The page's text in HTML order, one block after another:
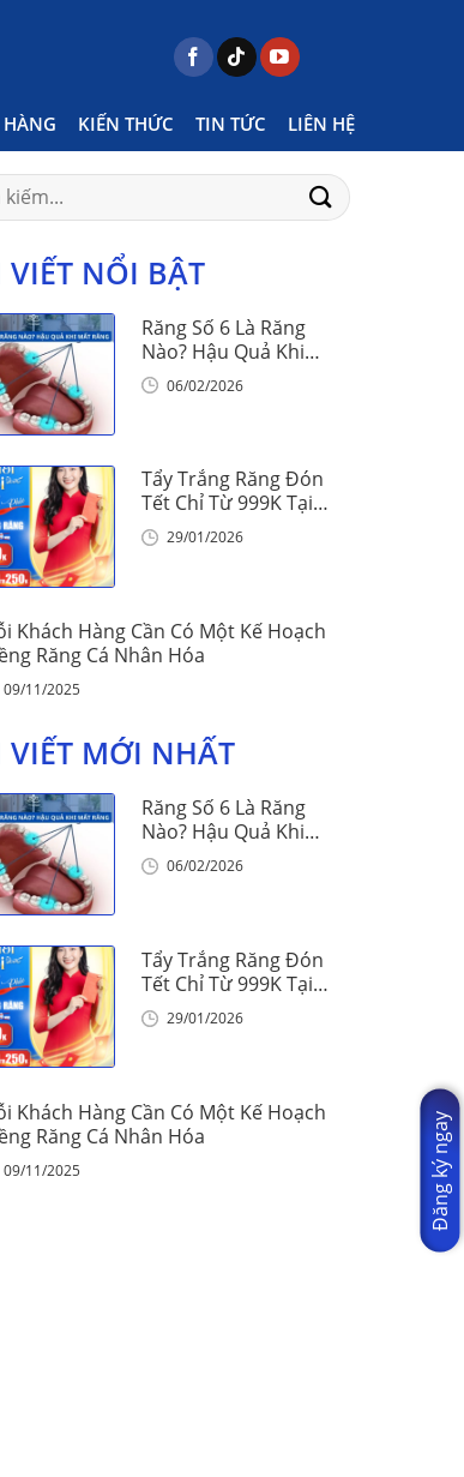
KIẾN THỨC TIN TỨC LIÊN HỆ
tagged "nha khoa vinalign" Page 22
VIẾT NỔI BẬT
Răng Số 6 Là Răng
Nào? Hậu Quả Khi
Mất Răng Số 6
06/02/2026
Tẩy Trắng Răng Đón
Tết Chỉ Từ 999K Tại
Nha Khoa Vinalign
29/01/2026
Khách Hàng Cần Có Một Kế Hoạch
Răng Cá Nhân Hóa
09/11/2025
VIẾT MỚI NHẤT
Răng Số 6 Là Răng
Nào? Hậu Quả Khi
Mất Răng Số 6
06/02/2026
Tẩy Trắng Răng Đón
Tết Chỉ Từ 999K Tại
Nha Khoa Vinalign
29/01/2026
Khách Hàng Cần Có Một Kế Hoạch
Răng Cá Nhân Hóa
09/11/2025 Đăng ký ngay